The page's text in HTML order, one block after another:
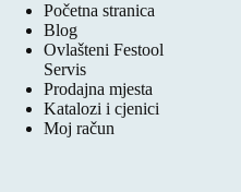
Početna stranica
Blog
Ovlašteni Festool
Servis
Prodajna mjesta
Katalozi i cjenici
Moj račun